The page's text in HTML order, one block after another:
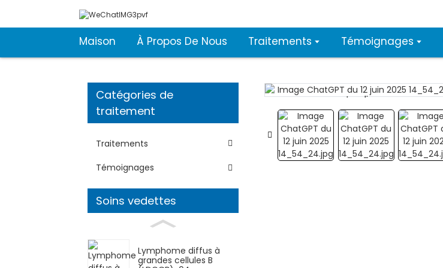
Maison À Propos De Nous Traitements Témoignages
Catégories de
traitement
Traitements
Témoignages
Soins vedettes
Lymphome diffus à
grandes cellules B
Loading...
Loading... Loading...
Loading...